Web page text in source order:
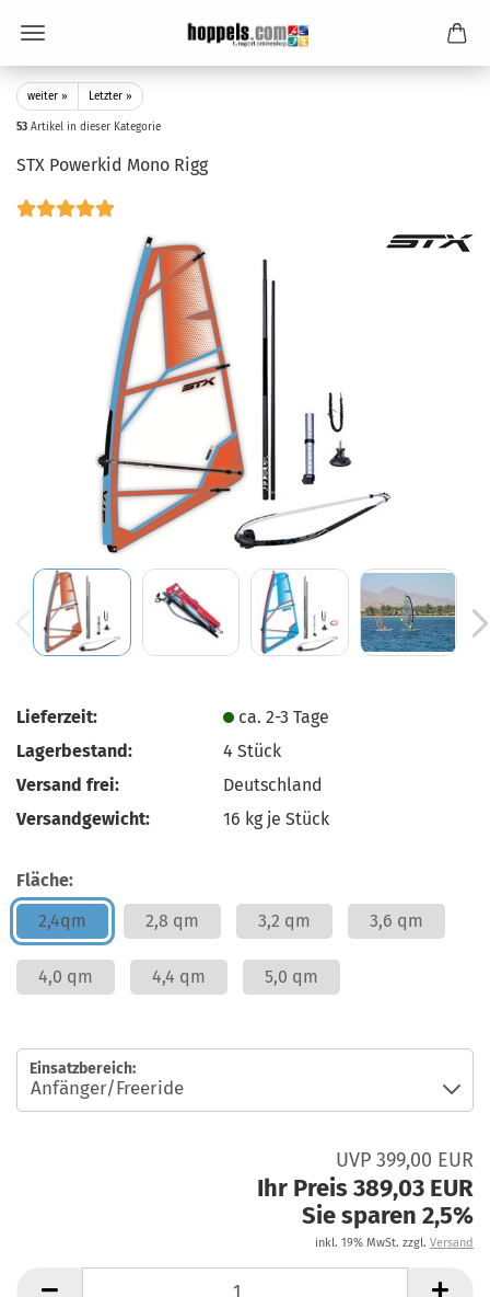
weiter » Letzter »
53 Artikel in dieser Kategorie
STX Powerkid Mono Rigg
Lieferzeit:
ca. 2-3 Tage
Lagerbestand:
4Stück
Versand frei:
Deutschland
Versandgewicht:
16 kg je Stück
Fläche:
2,4qm
2,8 qm 3,2 qm 3,6 qm
4,0 qm 4,4 qm 5,0 qm
Einsatzbereich:
UVP 399,00 EUR
Ihr Preis 389,03 EUR
Sie sparen 2,5%
inkl. 19% MwSt. zzgl. Versand